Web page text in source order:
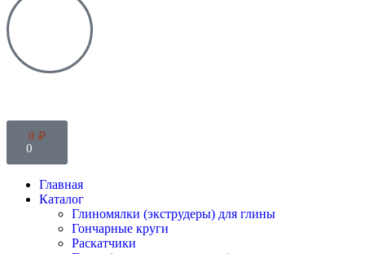
0 ₽
0
Главная
Каталог
Глиномялки (экструдеры) для глины
Гончарные круги
Раскатчики